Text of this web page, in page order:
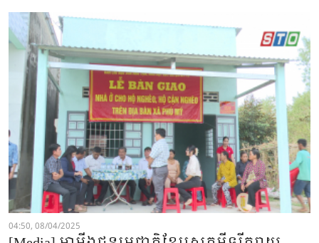
04:50, 08/04/2025